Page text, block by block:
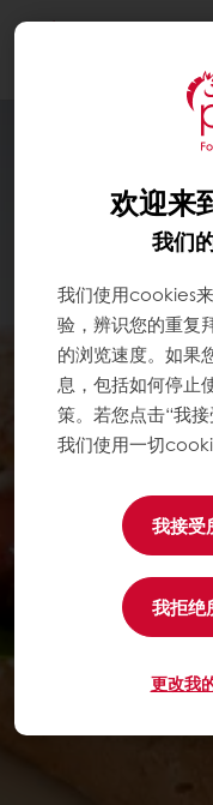
欢迎来
我们
我们使用cookies
验，辨识您的重复
的浏览速度。如果
息，包括如何停止
策。若您点击“我
我们使用一切
我接
我拒
更改我